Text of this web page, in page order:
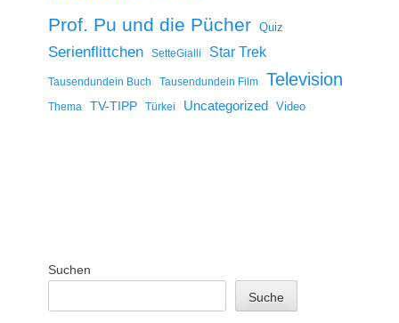
Prof. Pu und die Pücher Quiz
Serienflittchen SetteGialli Star Trek
Tausendundein Buch Tausendundein Film Television
Thema TV-TIPP Türkei Uncategorized Video
Suchen
Suche